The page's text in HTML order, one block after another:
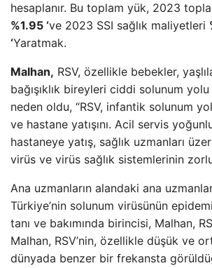
hesaplanır. Bu toplam yük, 2023
%1.95 ‘ve 2023 SSI sağlık maliyetleri
‘Yaratmak.
Malhan, RSV, özellikle bebekler,
bağışıklık bireyleri ciddi solunum
neden oldu, “RSV, infantik solunum
ve hastane yatışını. Acil servis
hastaneye yatış, sağlık uzmanları
virüs ve virüs sağlık sistemlerinin
Ana uzmanların alandaki ana
Türkiye’nin solunum virüsünün
tanı ve bakımında birincisi, Malhan,
Malhan, RSV’nin, özellikle düşük ve
dünyada benzer bir frekansta